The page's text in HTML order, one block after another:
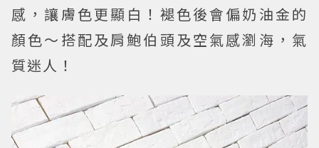
感，讓膚色更顯白！褪色後會偏奶油金的
顏色～搭配及肩鮑伯頭及空氣感瀏海，氣
質迷人！